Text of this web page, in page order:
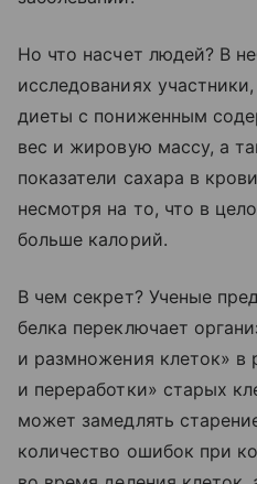
Но что насчет людей? В
исследованиях
диеты с пониженным
вес и жировую массу, а
показатели сахара в
несмотря на то, что в
больше калорий.
В чем секрет? Ученые
белка переключает
и размножения клеток» в
и переработки» старых
может замедлять
количество ошибок при